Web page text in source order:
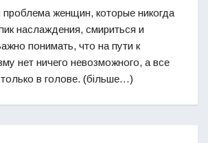
женщин, которые никогда
наслаждения, смириться и
понимать, что на пути к
нет ничего невозможного, а все
в голове. (більше…)